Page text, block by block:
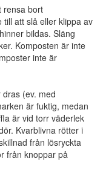
rensa bort
att slå eller klippa av
bildas. Släng
Komposten är inte
inte är
(ev. med
är fuktig, medan
är vid torr väderlek
Kvarblivna rötter i
från lösryckta
från knoppar på